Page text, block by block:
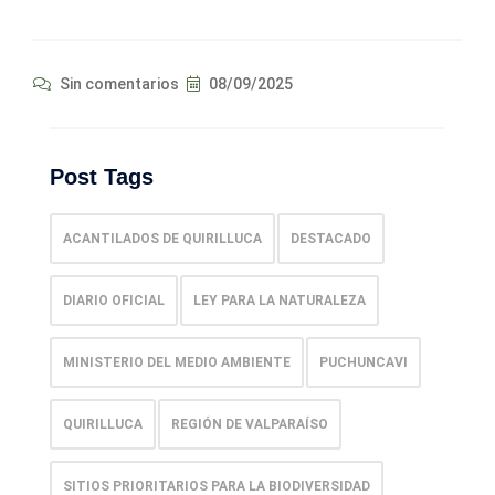
Sin comentarios 08/09/2025
Post Tags
ACANTILADOS DE QUIRILLUCA DESTACADO
DIARIO OFICIAL LEY PARA LA NATURALEZA
MINISTERIO DEL MEDIO AMBIENTE PUCHUNCAVI
QUIRILLUCA REGIÓN DE VALPARAÍSO
SITIOS PRIORITARIOS PARA LA BIODIVERSIDAD